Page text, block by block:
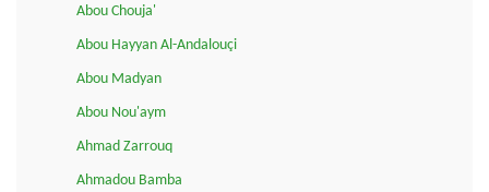
Abou Chouja'
Abou Hayyan Al-Andalouçi
Abou Madyan
Abou Nou'aym
Ahmad Zarrouq
Ahmadou Bamba